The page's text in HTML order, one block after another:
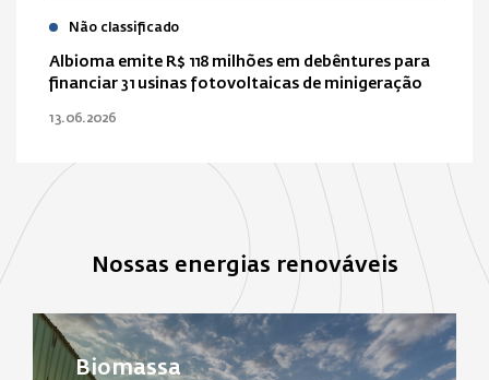
Não classificado
Albioma emite R$ 118 milhões em debêntures para
financiar 31 usinas fotovoltaicas de minigeração
13.06.2026
Nossas energias renováveis
Biomassa